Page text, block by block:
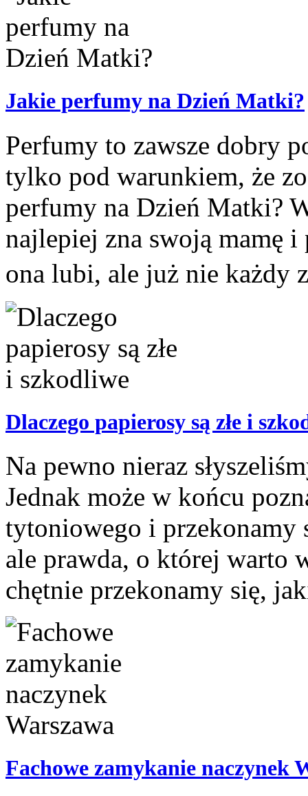
Jakie perfumy na Dzień Matki?
Perfumy to zawsze dobry
tylko pod warunkiem, że
perfumy na Dzień Matki?
najlepiej zna swoją mamę
ona lubi, ale już nie każdy
Dlaczego papierosy są złe i
Na pewno nieraz
Jednak może w końcu
tytoniowego i przekonamy
ale prawda, o której warto
chętnie przekonamy się,
Fachowe zamykanie naczynek